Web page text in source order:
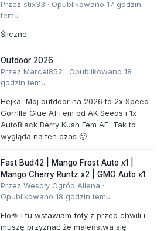
Przez stix33 · Opublikowano 17 godzin
temu
Śliczne
Outdoor 2026
Przez Marcel852 · Opublikowano 18
godzin temu
Hejka Mój outdoor na 2026 to 2x Speed
Gorrilla Glue Af Fem od AK Seeds i 1x
AutoBlack Berry Kush Fem AF Tak to
wygląda na ten czas 🙂
Fast Bud42 | Mango Frost Auto x1 |
Mango Cherry Runtz x2 | GMO Auto x1
Przez Wesoły Ogród Aliena ·
Opublikowano 18 godzin temu
Elo👊 i tu wstawiam foty z przed chwili i
muszę przyznać że maleństwa się